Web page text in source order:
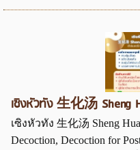
เซิงหัวทัง 生化汤 Sheng
เซิงหัวทัง 生化汤 Sheng
Decoction, Decoction for